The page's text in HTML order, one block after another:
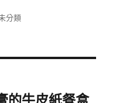
分類